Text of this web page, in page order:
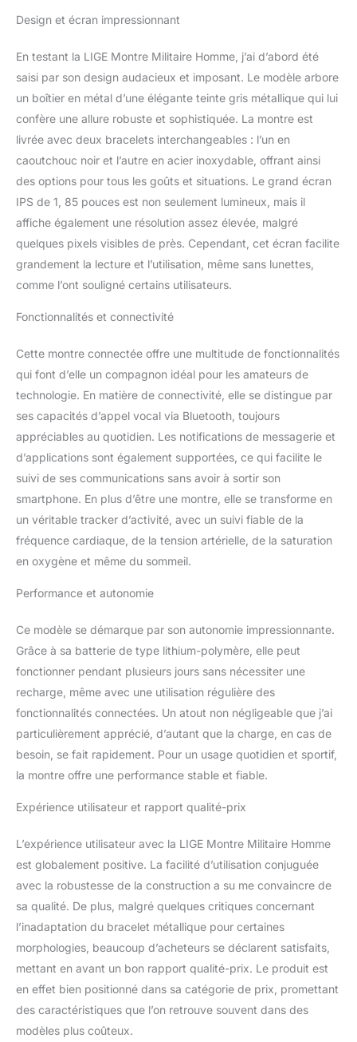
Cardiaque 24/7,
Watch Homme
de couleurs élégante
exquis, permettant de
refléter votre
tempérament et vos
goûts, très adaptée aux
affaires et aux occasions
formelles. Lorsque vous
voyagez, vous détendez,
faites de l'exercice ou
restez en forme, vous
pouvez également
remplacer le bracelet en
silicone gratuit, vous
correspondance
appropriée en fonction
de 1,85", lampe de poche
connectée android pour
hommes est équipée
d'un écran IPS de 1,85",
d'une résolution de 360 ​​
x 360, vous offrant un
affichage de contenu
très grand, clair et
lumineux. La luminosité
l'écran de la montre
homme reste très
lumineux même à
l'extérieur. La montre
fournir de la lumière
environnement sombre.
【Batterie de grande
capacité de 730 mAh,
étanche en profondeur
montre connectée
homme dispose d'une
batterie de grande
longue durée, avec un
de 15 jours, un temps de
veille de plus de 50 jours
et un temps de charge.
de seulement 2,5 heures,
vous permettant de ne
pas vous soucier de la
batterie. Ne vous
temps des problèmes de
batterie. La montre
connectée waterproof
Design et écran impressionnant
En testant la LIGE Montre Militaire Homme, j’ai d’abord été
saisi par son design audacieux et imposant. Le modèle arbore
un boîtier en métal d’une élégante teinte gris métallique qui lui
confère une allure robuste et sophistiquée. La montre est
livrée avec deux bracelets interchangeables : l’un en
caoutchouc noir et l’autre en acier inoxydable, offrant ainsi
des options pour tous les goûts et situations. Le grand écran
IPS de 1, 85 pouces est non seulement lumineux, mais il
affiche également une résolution assez élevée, malgré
quelques pixels visibles de près. Cependant, cet écran facilite
grandement la lecture et l’utilisation, même sans lunettes,
comme l’ont souligné certains utilisateurs.
Fonctionnalités et connectivité
Cette montre connectée offre une multitude de fonctionnalités
qui font d’elle un compagnon idéal pour les amateurs de
technologie. En matière de connectivité, elle se distingue par
ses capacités d’appel vocal via Bluetooth, toujours
appréciables au quotidien. Les notifications de messagerie et
d’applications sont également supportées, ce qui facilite le
suivi de ses communications sans avoir à sortir son
smartphone. En plus d’être une montre, elle se transforme en
un véritable tracker d’activité, avec un suivi fiable de la
fréquence cardiaque, de la tension artérielle, de la saturation
en oxygène et même du sommeil.
Performance et autonomie
Ce modèle se démarque par son autonomie impressionnante.
Grâce à sa batterie de type lithium-polymère, elle peut
fonctionner pendant plusieurs jours sans nécessiter une
recharge, même avec une utilisation régulière des
fonctionnalités connectées. Un atout non négligeable que j’ai
particulièrement apprécié, d’autant que la charge, en cas de
besoin, se fait rapidement. Pour un usage quotidien et sportif,
la montre offre une performance stable et fiable.
Expérience utilisateur et rapport qualité-prix
L’expérience utilisateur avec la LIGE Montre Militaire Homme
est globalement positive. La facilité d’utilisation conjuguée
avec la robustesse de la construction a su me convaincre de
sa qualité. De plus, malgré quelques critiques concernant
l’inadaptation du bracelet métallique pour certaines
morphologies, beaucoup d’acheteurs se déclarent satisfaits,
mettant en avant un bon rapport qualité-prix. Le produit est
en effet bien positionné dans sa catégorie de prix, promettant
des caractéristiques que l’on retrouve souvent dans des
modèles plus coûteux.